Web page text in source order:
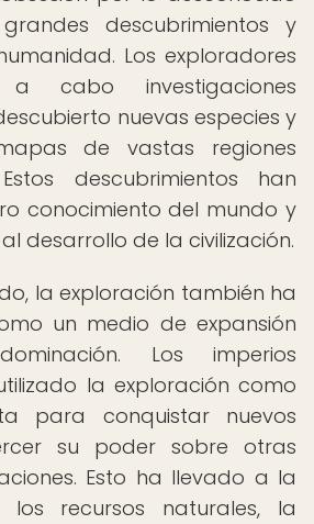
descubrimientos y
Los exploradores
cabo investigaciones
nuevas especies y
de vastas regiones
descubrimientos han
conocimiento del mundo y
desarrollo de la civilización.
la exploración también ha
un medio de expansión
Los imperios
la exploración como
para conquistar nuevos
su poder sobre otras
Esto ha llevado a la
los recursos naturales, la